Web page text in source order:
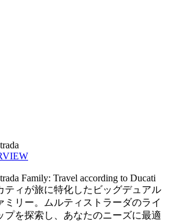
Family: Travel according to Ducati
ティが旅に特化したビッグデュアル
ミリー。ムルティストラーダのライ
プを探索し、あなたのニーズに最適